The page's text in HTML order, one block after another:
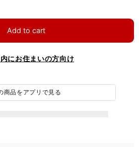
Add to cart
にお住まいの方向け
商品をアプリで見る